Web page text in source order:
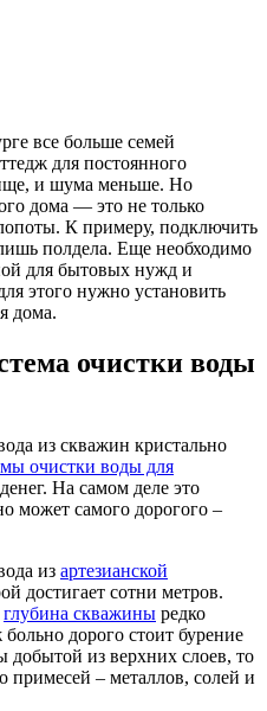
все больше семей
для постоянного
и шума меньше. Но
дома — это не только
К примеру, подключить
полдела. Еще необходимо
для бытовых нужд и
этого нужно установить
дома.
очистки воды
из скважин кристально
очистки воды для
На самом деле это
может самого дорогого –
из артезианской
достигает сотни метров.
глубина скважины редко
дорого стоит бурение
добытой из верхних слоев, то
примесей – металлов, солей и